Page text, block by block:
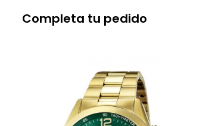
Completa tu pedido